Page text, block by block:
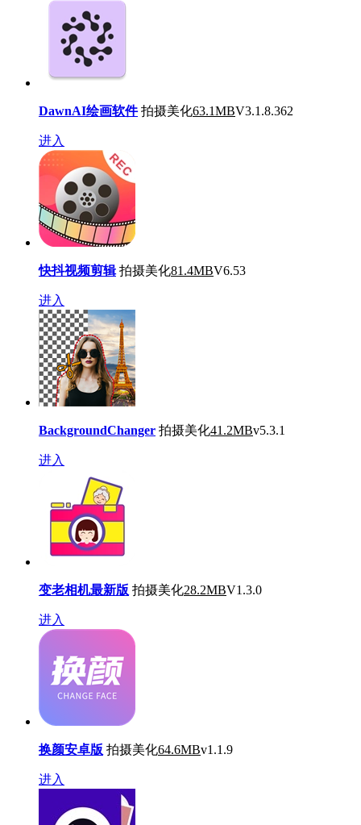
DawnAI绘画软件 拍摄美化63.1MBV3.1.8.362
进入
快抖视频剪辑 拍摄美化81.4MBV6.53
进入
BackgroundChanger 拍摄美化41.2MBv5.3.1
进入
变老相机最新版 拍摄美化28.2MBV1.3.0
进入
换颜安卓版 拍摄美化64.6MBv1.1.9
进入